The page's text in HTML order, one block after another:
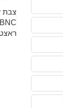
צבת